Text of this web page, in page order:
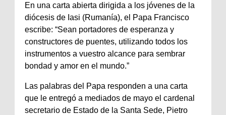
En una carta abierta dirigida a los jóvenes de la
diócesis de Iasi (Rumanía), el Papa Francisco
escribe: “Sean portadores de esperanza y
constructores de puentes, utilizando todos los
instrumentos a vuestro alcance para sembrar
bondad y amor en el mundo.”
Las palabras del Papa responden a una carta
que le entregó a mediados de mayo el cardenal
secretario de Estado de la Santa Sede, Pietro